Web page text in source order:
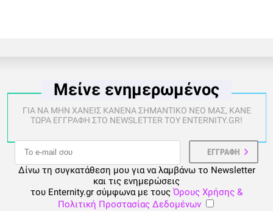
Μείνε ενημερωμένος
ΓΙΑ ΝΑ ΜΗΝ ΧΑΝΕΙΣ ΚΑΝΕΝΑ ΣΗΜΑΝΤΙΚΟ ΝΕΟ ΜΑΣ, ΚΑΝΕ
ΤΩΡΑ ΕΓΓΡΑΦΗ ΣΤΟ NEWSLETTER ΤΟΥ ENTERNITY.GR!
Δίνω τη συγκατάθεση μου για να λαμβάνω το Newsletter
και τις ενημερώσεις
του Enternity.gr σύμφωνα με τους Όρους Χρήσης &
Πολιτική Προστασίας Δεδομένων